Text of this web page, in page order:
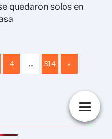
quedaron solos en
4 … 314 »